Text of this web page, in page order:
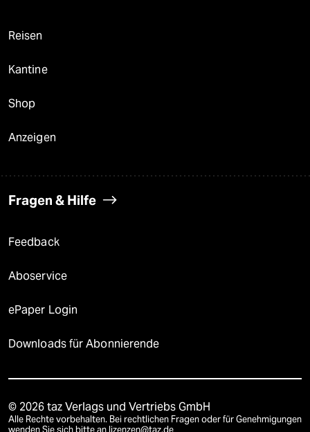
Reisen
Kantine
Shop
Anzeigen
Fragen & Hilfe
Feedback
Aboservice
ePaper Login
Downloads für Abonnierende
© 2026 taz Verlags und Vertriebs GmbH
Alle Rechte vorbehalten. Bei rechtlichen Fragen oder für Genehmigungen
wenden Sie sich bitte an lizenzen@taz.de